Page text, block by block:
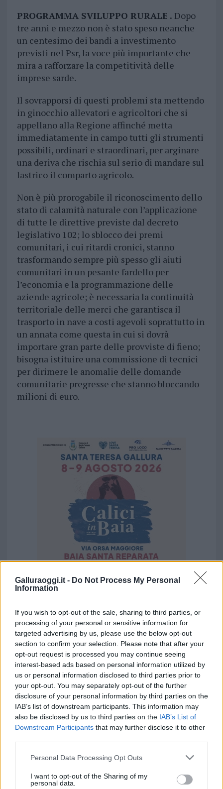
Galluraoggi.it - Do Not Process My Personal
Information
If you wish to opt-out of the sale, sharing to third parties, or
processing of your personal or sensitive information for
targeted advertising by us, please use the below opt-out
section to confirm your selection. Please note that after your
opt-out request is processed you may continue seeing
interest-based ads based on personal information utilized by
us or personal information disclosed to third parties prior to
your opt-out. You may separately opt-out of the further
disclosure of your personal information by third parties on the
IAB’s list of downstream participants. This information may
also be disclosed by us to third parties on the IAB’s List of
Downstream Participants that may further disclose it to other
Please note that this website/app uses one or more Google
not limited to your visit or usage behaviour. You may click to
grant or deny consent to Google and its third-party tags to
Personal Data Processing Opt Outs
I want to opt-out of the Sharing of my
personal data.
PROGRAMMA SVILUPPO RURALE . Dopo
tre anni e mezzo non è stato speso neanche
un centesimo dei bandi a investimento
previsti nel Psr, la voce più importante che
mira a rafforzare la competitività delle
imprese sarde.
Il sovrapporsi di questi problemi sta mettendo
in ginocchio allevatori e agricoltori che si
appellano alla Regione affinché metta
immediatamente in campo tutti gli strumenti
possibili, ordinari e straordinari, per arginare
una deriva che rischia sul serio di mandare sul
lastrico il comparto agricolo.
Non è più prorogabile il riconoscimento dello
stato di calamità naturale con l’applicazione
di tutte le direttive previste dal decreto
legislativo 102; lo sblocco dei premi
comunitari, i cui ritardi cronici, stanno
trasformando sempre più spesso gli aiuti
comunitari in un pesante fardello per
l’economia e la programmazione delle
aziende agricole; è necessaria la continuità
territoriale delle merci che garantisca il
trasporto in nave a costi agevoli soprattutto in
un annata come questa in cui si dovrà
importare gran parte delle provviste di fieno;
bisogna istituire una commissione di tecnici
per dirimere le anomalie delle domande
comunitarie pregresse che stanno bloccando
milioni di euro.